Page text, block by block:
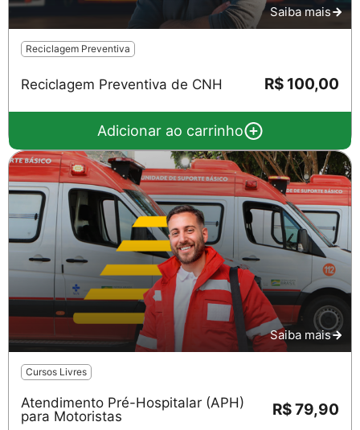
Saiba mais
Reciclagem Preventiva
Reciclagem Preventiva de CNH R$ 100,00
Adicionar ao carrinho
Saiba mais
Cursos Livres
Atendimento Pré-Hospitalar (APH)
para Motoristas
R$ 79,90